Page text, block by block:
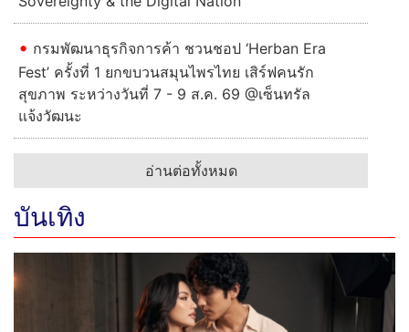
กรมพัฒนาธุรกิจการค้า ชวนชอป ‘Herban Era
Fest’ ครั้งที่ 1 ยกขบวนสมุนไพรไทย เสิร์ฟคนรัก
สุขภาพ ระหว่างวันที่ 7 - 9 ส.ค. 69 @เซ็นทรัล
แจ้งวัฒนะ
อ่านต่อทั้งหมด
บันเทิง